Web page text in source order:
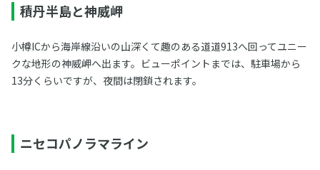
積丹半島と神威岬
小樽ICから海岸線沿いの山深くて趣のある道道913へ回ってユニー
クな地形の神威岬へ出ます。ビューポイントまでは、駐車場から
13分くらいですが、夜間は閉鎖されます。
ニセコパノラマライン